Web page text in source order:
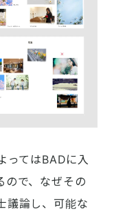
ってはBADに入
ので、なぜその
議論し、可能な